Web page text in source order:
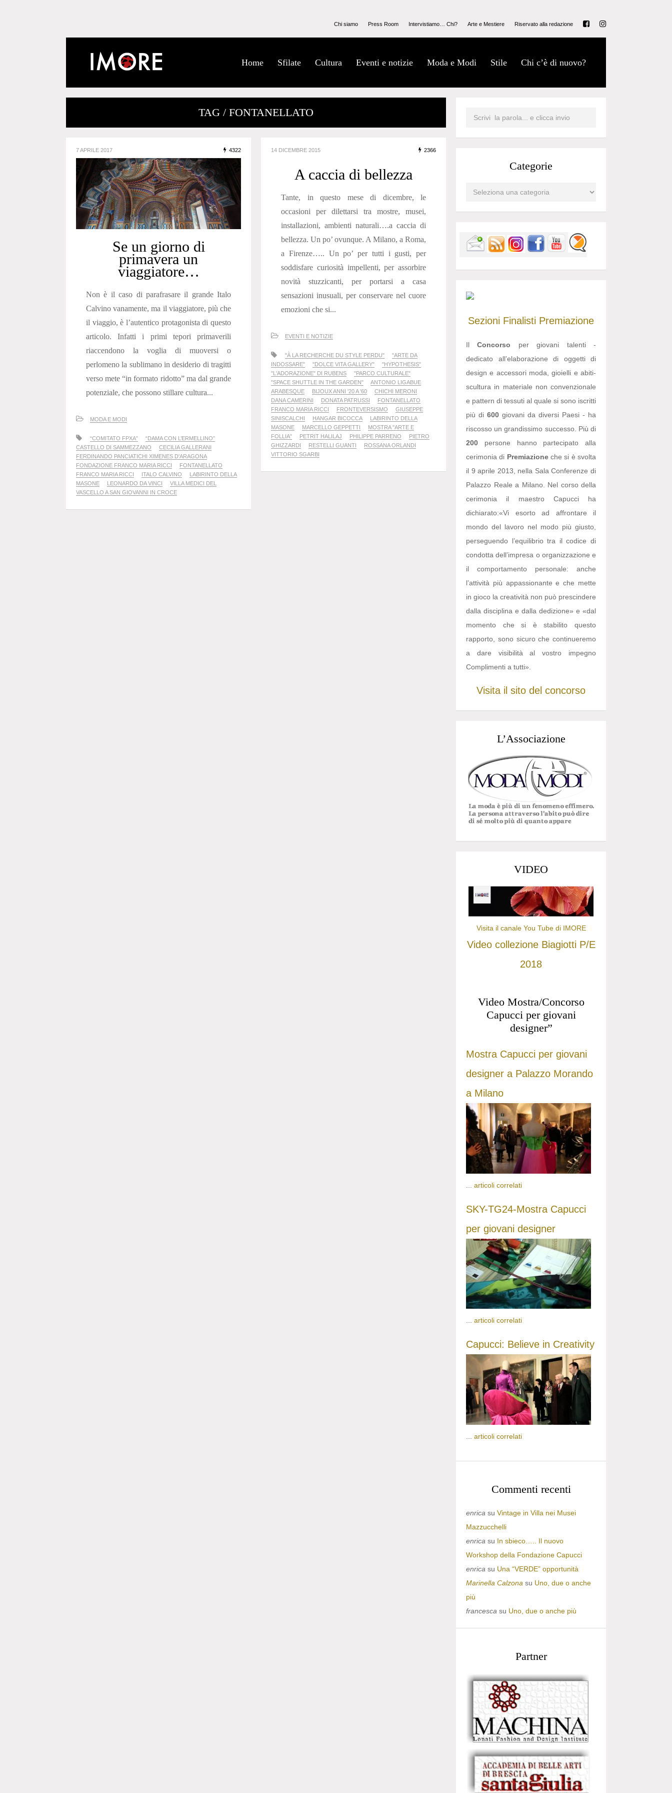
Chi siamo Press Room Intervistiamo… Chi? Arte e Mestiere Riservato alla redazione
Home Sfilate Cultura Eventi e notizie Moda e Modi Stile Chi c’è di nuovo?
TAG / FONTANELLATO
7 APRILE 2017 4322
Se un giorno di
primavera un
viaggiatore…
Non è il caso di parafrasare il grande Italo
Calvino vanamente, ma il viaggiatore, più che
il viaggio, è l’autentico protagonista di questo
articolo. Infatti i primi tepori primaverili
riaccendono la voglia di muoversi o
perlomeno la sublimano in desiderio di tragitti
verso mete “in formato ridotto” ma dal grande
potenziale, che possono stillare cultura...
MODA E MODI
“COMITATO FPXA”
“DAMA CON L’ERMELLINO”
CASTELLO DI SAMMEZZANO
CECILIA GALLERANI
FERDINANDO PANCIATICHI XIMENES D'ARAGONA
FONDAZIONE FRANCO MARIA RICCI
FONTANELLATO
FRANCO MARIA RICCI
ITALO CALVINO
LABIRINTO DELLA
MASONE
LEONARDO DA VINCI
VILLA MEDICI DEL
VASCELLO A SAN GIOVANNI IN CROCE
14 DICEMBRE 2015 2366
A caccia di bellezza
Tante, in questo mese di dicembre, le
occasioni per dilettarsi tra mostre, musei,
installazioni, ambienti naturali….a caccia di
bellezza. Un po’ ovunque. A Milano, a Roma,
a Firenze….. Un po’ per tutti i gusti, per
soddisfare curiosità impellenti, per assorbire
novità stuzzicanti, per portarsi a casa
sensazioni inusuali, per conservare nel cuore
emozioni che si...
EVENTI E NOTIZIE
"À LA RECHERCHE DU STYLE PERDU"
"ARTE DA
INDOSSARE"
"DOLCE VITA GALLERY"
"HYPOTHESIS"
"L'ADORAZIONE" DI RUBENS
"PARCO CULTURALE"
"SPACE SHUTTLE IN THE GARDEN"
ANTONIO LIGABUE
ARABESQUE
BIJOUX ANNI '20 A '60
CHICHI MERONI
DANA CAMERINI
DONATA PATRUSSI
FONTANELLATO
FRANCO MARIA RICCI
FRONTEVERSISMO
GIUSEPPE
SINISCALCHI
HANGAR BICOCCA
LABIRINTO DELLA
MASONE
MARCELLO GEPPETTI
MOSTRA "ARTE E
FOLLIA"
PETRIT HALILAJ PHILIPPE PARRENO
PIETRO
GHIZZARDI
RESTELLI GUANTI
ROSSANA ORLANDI
VITTORIO SGARBI
Categorie
Sezioni Finalisti Premiazione
IlConcorso per giovani talenti -
dedicato all’elaborazione di oggetti di
design e accessori moda, gioielli e abiti-
scultura in materiale non convenzionale
e pattern di tessuti al quale si sono iscritti
più di 600 giovani da diversi Paesi - ha
riscosso un grandissimo successo. Più di
200 persone hanno partecipato alla
cerimonia di Premiazioneche si è svolta
il 9 aprile 2013, nella Sala Conferenze di
Palazzo Reale a Milano. Nel corso della
cerimonia il maestro Capucci ha
dichiarato:«Vi esorto ad affrontare il
mondo del lavoro nel modo più giusto,
perseguendo l’equilibrio tra il codice di
condotta dell’impresa o organizzazione e
il comportamento personale: anche
l’attività più appassionante e che mette
in gioco la creatività non può prescindere
dalla disciplina e dalla dedizione» e «dal
momento che si è stabilito questo
rapporto, sono sicuro che continueremo
a dare visibilità al vostro impegno
Complimenti a tutti».
Visita il sito del concorso
L’Associazione
VIDEO
Visita il canale You Tube di IMORE
Video collezione Biagiotti P/E
2018
Video Mostra/Concorso
Capucci per giovani
designer”
Mostra Capucci per giovani
designer a Palazzo Morando
a Milano
articoli correlati
SKY-TG24-Mostra Capucci
per giovani designer
... articoli correlati
Capucci: Believe in Creativity
articoli correlati
Commenti recenti
enrica su Vintage in Villa nei Musei
Mazzucchelli
enrica su In sbieco….. Il nuovo
Workshop della Fondazione Capucci
enrica su Una “VERDE” opportunità
Marinella Calzona su Uno, due o anche
più
francesca su Uno, due o anche più
Partner